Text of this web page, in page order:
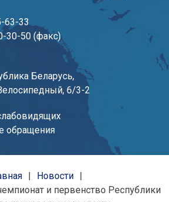
63-33
30-50 (факс)
Беларусь,
6/3-2
обращения
Новости
и первенство Республики